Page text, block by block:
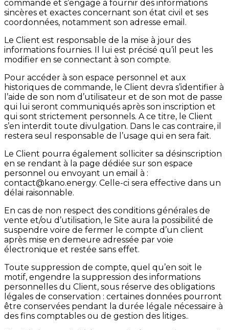
commande et s’engage à fournir des informations
sincères et exactes concernant son état civil et ses
coordonnées, notamment son adresse email.
Le Client est responsable de la mise à jour des
informations fournies. Il lui est précisé qu’il peut les
modifier en se connectant à son compte.
Pour accéder à son espace personnel et aux
historiques de commande, le Client devra s’identifier à
l’aide de son nom d’utilisateur et de son mot de passe
qui lui seront communiqués après son inscription et
qui sont strictement personnels. A ce titre, le Client
s’en interdit toute divulgation. Dans le cas contraire, il
restera seul responsable de l’usage qui en sera fait.
Le Client pourra également solliciter sa désinscription
en se rendant à la page dédiée sur son espace
personnel ou envoyant un email à :
contact@kano.energy. Celle-ci sera effective dans un
délai raisonnable.
En cas de non respect des conditions générales de
vente et/ou d’utilisation, le Site aura la possibilité de
suspendre voire de fermer le compte d’un client
après mise en demeure adressée par voie
électronique et restée sans effet.
Toute suppression de compte, quel qu’en soit le
motif, engendre la suppression des informations
personnelles du Client, sous réserve des obligations
légales de conservation : certaines données pourront
être conservées pendant la durée légale nécessaire à
des fins comptables ou de gestion des litiges..